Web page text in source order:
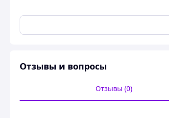
Самая топовая модель уже не первый сезон.
Отзывы и вопросы
Отзывы (0)